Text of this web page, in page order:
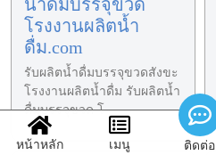
น้ำดื่มบรรจุขวด
โรงงานผลิตน้ำ
ดื่ม.com
รับผลิตน้ำดื่มบรรจุขวดสังขะ
โรงงานผลิตน้ำดื่ม รับผลิตน้ำ
ดื่มบรรจุขวด โ
หน้าหลัก เมนู ติดต่อ